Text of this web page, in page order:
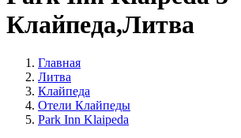
Клайпеда,Литва
Главная
Литва
Клайпеда
Отели Клайпеды
Park Inn Klaipeda